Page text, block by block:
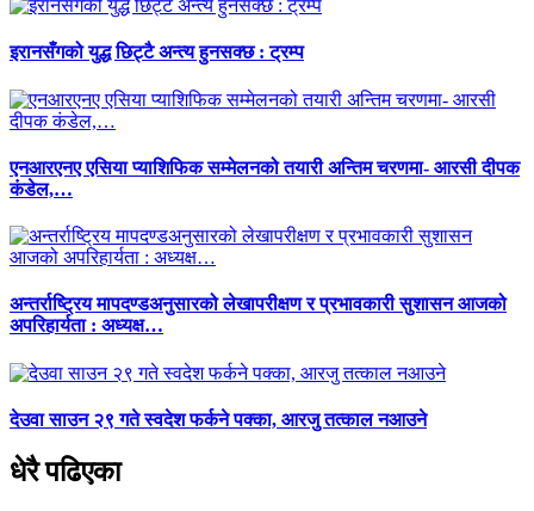
इरानसँगको युद्ध छिट्टै अन्त्य हुनसक्छ : ट्रम्प
एनआरएनए एसिया प्याशिफिक सम्मेलनको तयारी अन्तिम चरणमा- आरसी दीपक
कंडेल,…
अन्तर्राष्ट्रिय मापदण्डअनुसारको लेखापरीक्षण र प्रभावकारी सुशासन आजको
अपरिहार्यता : अध्यक्ष…
देउवा साउन २९ गते स्वदेश फर्कने पक्का, आरजु तत्काल नआउने
धेरै पढिएका